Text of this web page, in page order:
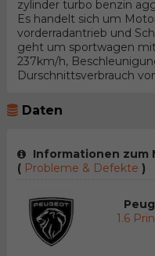
zylinder turbo benzin
Es handelt sich um
vorderradantrieb und
geht um sportwagen
237km/h,
Durschnittsverbrauch
Daten
Informationen zum
(Probleme & Defekte )
1.6